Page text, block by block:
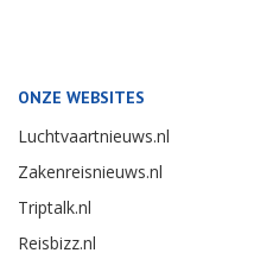
ONZE WEBSITES
Luchtvaartnieuws.nl
Zakenreisnieuws.nl
Triptalk.nl
Reisbizz.nl